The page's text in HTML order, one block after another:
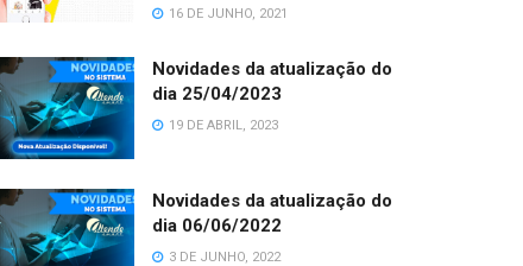
16 DE JUNHO, 2021
Novidades da atualização do
dia 25/04/2023
19 DE ABRIL, 2023
Novidades da atualização do
dia 06/06/2022
3 DE JUNHO, 2022